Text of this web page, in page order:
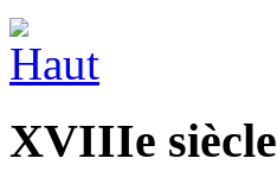
XVIIIe siècle